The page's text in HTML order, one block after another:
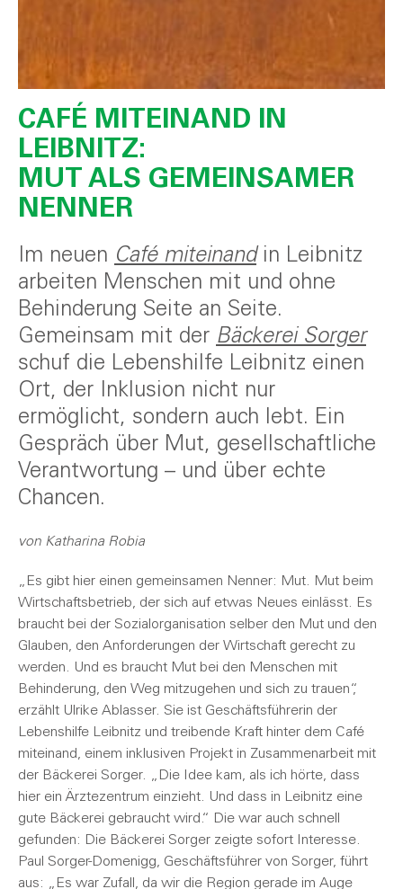
CAFÉ MITEINAND IN
LEIBNITZ:
MUT ALS GEMEINSAMER
NENNER
Im neuen Café miteinandin Leibnitz
arbeiten Menschen mit und ohne
Behinderung Seite an Seite.
Gemeinsam mit der Bäckerei Sorger
schuf die Lebenshilfe Leibnitz einen
Ort, der Inklusion nicht nur
ermöglicht, sondern auch lebt. Ein
Gespräch über Mut, gesellschaftliche
Verantwortung – und über echte
Chancen.
von Katharina Robia
„Es gibt hier einen gemeinsamen Nenner: Mut. Mut beim
Wirtschaftsbetrieb, der sich auf etwas Neues einlässt. Es
braucht bei der Sozialorganisation selber den Mut und den
Glauben, den Anforderungen der Wirtschaft gerecht zu
werden. Und es braucht Mut bei den Menschen mit
Behinderung, den Weg mitzugehen und sich zu trauen“,
erzählt Ulrike Ablasser. Sie ist Geschäftsführerin der
Lebenshilfe Leibnitz und treibende Kraft hinter dem Café
miteinand, einem inklusiven Projekt in Zusammenarbeit mit
der Bäckerei Sorger. „Die Idee kam, als ich hörte, dass
hier ein Ärztezentrum einzieht. Und dass in Leibnitz eine
gute Bäckerei gebraucht wird.“ Die war auch schnell
gefunden: Die Bäckerei Sorger zeigte sofort Interesse.
Paul Sorger-Domenigg, Geschäftsführer von Sorger, führt
aus: „Es war Zufall, da wir die Region gerade im Auge